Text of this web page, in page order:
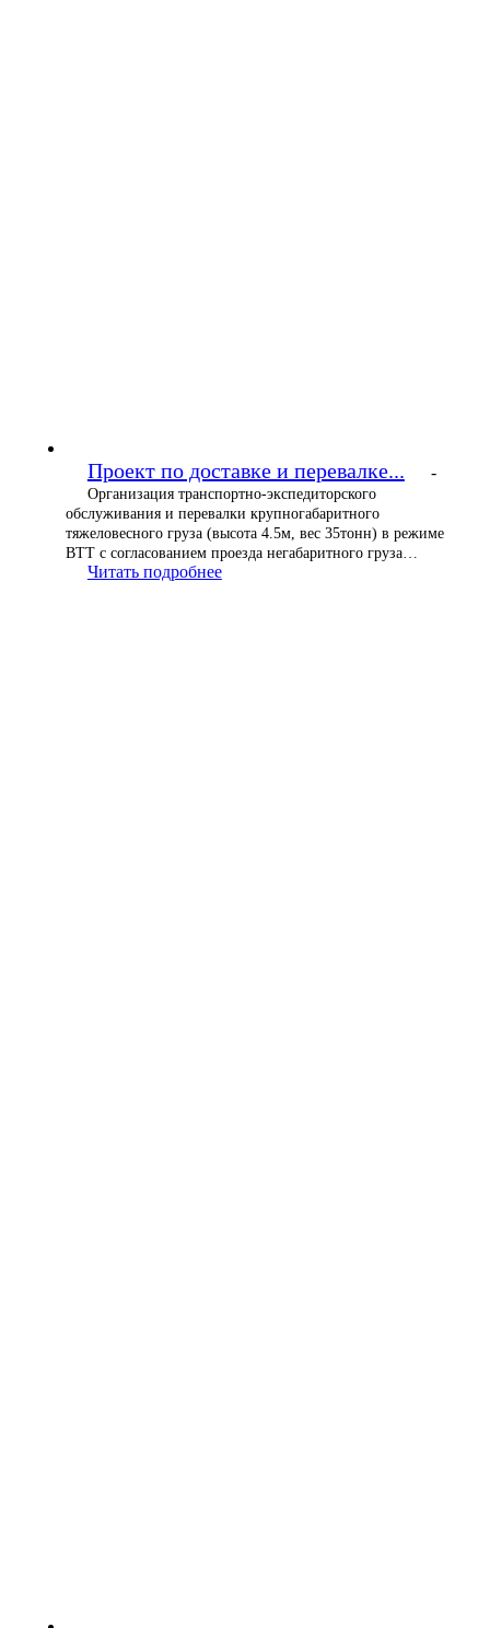
Проект по доставке и перевалке... -
Организация транспортно-экспедиторского
обслуживания и перевалки крупногабаритного
тяжеловесного груза (высота 4.5м, вес 35тонн) в режиме
ВТТ с согласованием проезда негабаритного груза…
Читать подробнее